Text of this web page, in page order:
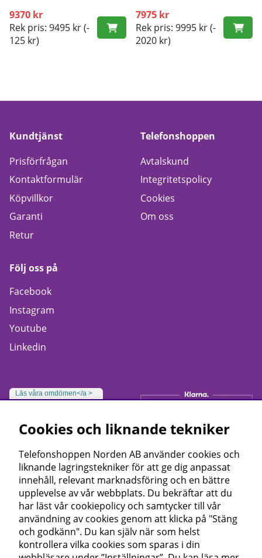
9370 kr
Rek pris: 9495 kr(-
125 kr)
7975 kr
Rek pris: 9995 kr(-
2020 kr)
Kundtjänst
Prisförfrågan
Kontaktformulär
Köpvillkor
Garanti
Retur
Telefonshoppen
Avtalskund
Integritetspolicy
Cookies
Om oss
Följ oss på
Facebook
Instagram
Youtube
Linkedin
Läs våra omdömen</a >
Cookies och liknande tekniker
Telefonshoppen Norden AB använder cookies och
liknande lagringstekniker för att ge dig anpassat
innehåll, relevant marknadsföring och en bättre
upplevelse av vår webbplats. Du bekräftar att du
har läst vår cookiepolicy och samtycker till vår
användning av cookies genom att klicka på "Stäng
och godkänn". Du kan själv när som helst
kontrollera vilka cookies som sparas i din